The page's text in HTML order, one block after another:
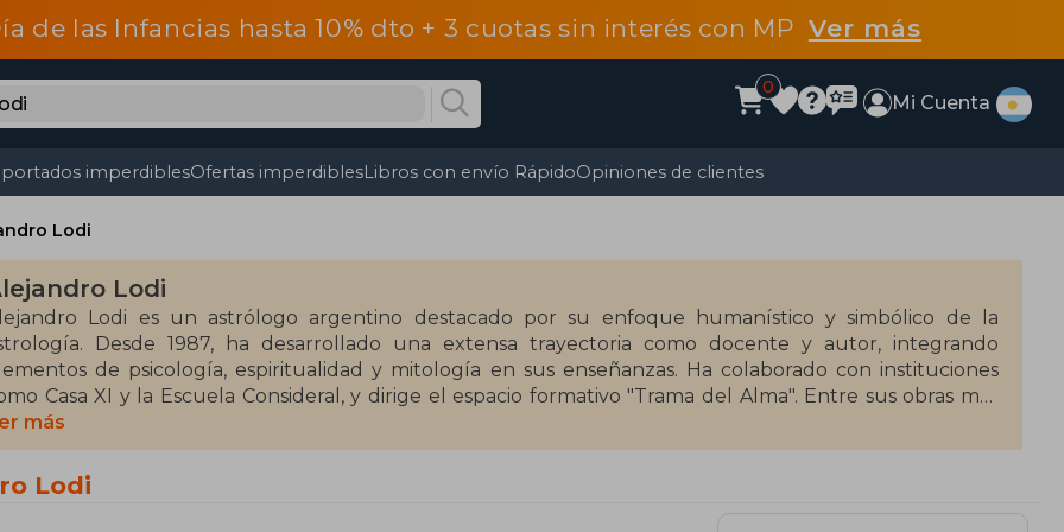
de las Infancias hasta 10% dto + 3 cuotas sin interés con MP Ver más
0
Mi Cuenta
imperdiblesOfertas imperdiblesLibros con envío RápidoOpiniones de clientes
Lodi
Lodi
Lodi es un astrólogo argentino destacado por su enfoque humanístico y simbólico de la
Desde 1987, ha desarrollado una extensa trayectoria como docente y autor, integrando
de psicología, espiritualidad y mitología en sus enseñanzas. Ha colaborado con instituciones
Casa XI y la Escuela Consideral, y dirige el espacio formativo "Trama del Alma". Entre sus obras más
se encuentran Planetas, personalidad y alma (2025), Quirón y el don de la herida (2019) y
conciencia y destino (2017).
Lodi es un astrólogo argentino destacado por su enfoque humanístico y simbólico de la
Desde 1987, ha desarrollado una extensa trayectoria como docente y autor, integrando
más
Lodi